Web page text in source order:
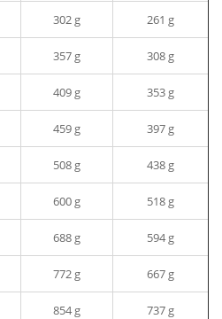
302 g 261 g
357 g 308 g
409 g 353 g
459 g 397 g
508 g 438 g
600 g 518 g
688 g 594 g
772 g 667 g
854 g 737 g